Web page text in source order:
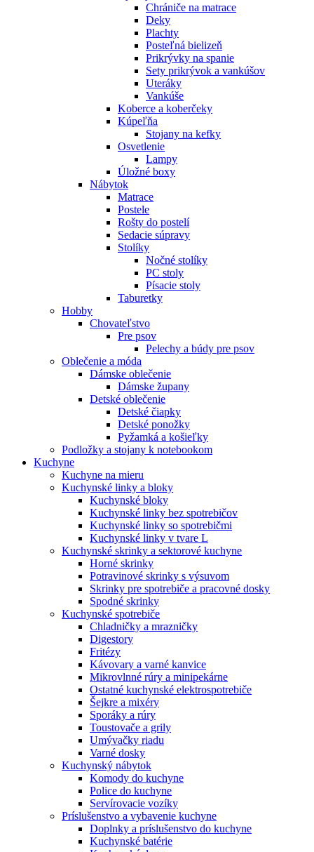
Chrániče na matrace
Deky
Plachty
Posteľná bielizeň
Prikrývky na spanie
Sety prikrývok a vankúšov
Uteráky
Vankúše
Koberce a koberčeky
Kúpeľňa
Stojany na kefky
Osvetlenie
Lampy
Úložné boxy
Nábytok
Matrace
Postele
Rošty do postelí
Sedacie súpravy
Stolíky
Nočné stolíky
PC stoly
Písacie stoly
Taburetky
Hobby
Chovateľstvo
Pre psov
Pelechy a búdy pre psov
Oblečenie a móda
Dámske oblečenie
Dámske župany
Detské oblečenie
Detské čiapky
Detské ponožky
Pyžamká a košieľky
Podložky a stojany k notebookom
Kuchyne
Kuchyne na mieru
Kuchynské linky a bloky
Kuchynské bloky
Kuchynské linky bez spotrebičov
Kuchynské linky so spotrebičmi
Kuchynské linky v tvare L
Kuchynské skrinky a sektorové kuchyne
Horné skrinky
Potravinové skrinky s výsuvom
Skrinky pre spotrebiče a pracovné dosky
Spodné skrinky
Kuchynské spotrebiče
Chladničky a mrazničky
Digestory
Fritézy
Kávovary a varné kanvice
Mikrovlnné rúry a minipekárne
Ostatné kuchynské elektrospotrebiče
Šejkre a mixéry
Sporáky a rúry
Toustovače a grily
Umývačky riadu
Varné dosky
Kuchynský nábytok
Komody do kuchyne
Police do kuchyne
Servírovacie vozíky
Príslušenstvo a vybavenie kuchyne
Doplnky a príslušenstvo do kuchyne
Kuchynské batérie